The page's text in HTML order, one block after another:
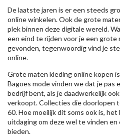
De laatste jaren is er een steeds
online winkelen. Ook de grote
plek binnen deze digitale wereld.
een eind te rijden voor je een grote
gevonden, tegenwoordig vind je
online.
Grote maten kleding online kopen
Bagoes mode vinden we dat je
bedrijf bent, als je daadwerkelijk
verkoopt. Collecties die doorlopen
60. Hoe moeilijk dit soms ook is,
uitdaging om deze wel te vinden
bieden.